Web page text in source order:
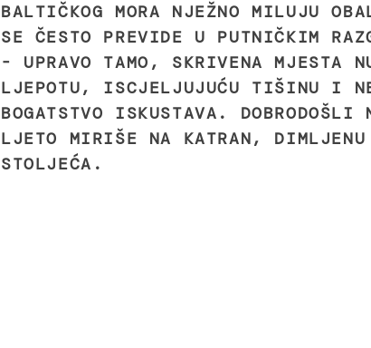
BALTIČKOG MORA NJEŽNO MILUJU
SE ČESTO PREVIDE U PUTNIČKIM
- UPRAVO TAMO, SKRIVENA MJESTA
LJEPOTU, ISCJELJUJUĆU TIŠINU I
BOGATSTVO ISKUSTAVA.
LJETO MIRIŠE NA KATRAN,
STOLJEĆA.